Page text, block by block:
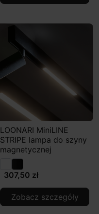
LOONARI MiniLINE
STRIPE lampa do szyny
magnetycznej
307,50 zł
Zobacz szczegóły